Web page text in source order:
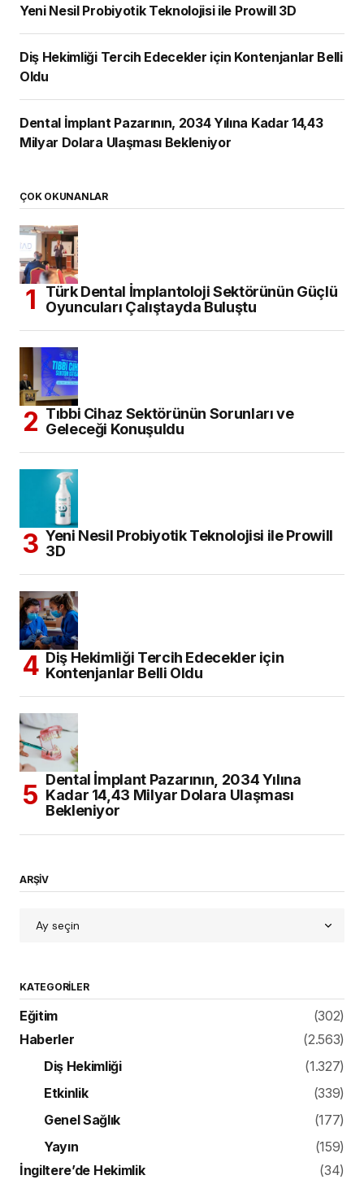
Yeni Nesil Probiyotik Teknolojisi ile Prowill 3D
Diş Hekimliği Tercih Edecekler için Kontenjanlar Belli
Oldu
Dental İmplant Pazarının, 2034 Yılına Kadar 14,43
Milyar Dolara Ulaşması Bekleniyor
ÇOK OKUNANLAR
Türk Dental İmplantoloji Sektörünün Güçlü
Oyuncuları Çalıştayda Buluştu
Tıbbi Cihaz Sektörünün Sorunları ve
Geleceği Konuşuldu
Yeni Nesil Probiyotik Teknolojisi ile Prowill
3D
Diş Hekimliği Tercih Edecekler için
Kontenjanlar Belli Oldu
Dental İmplant Pazarının, 2034 Yılına
Kadar 14,43 Milyar Dolara Ulaşması
Bekleniyor
ARŞİV
KATEGORILER
Eğitim
(302)
Haberler
(2.563)
Diş Hekimliği
(1.327)
Etkinlik
(339)
Genel Sağlık
(177)
Yayın
(159)
İngiltere’de Hekimlik
(34)